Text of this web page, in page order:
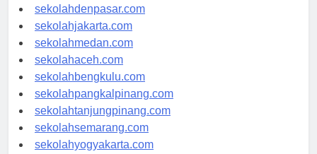
sekolahdenpasar.com
sekolahjakarta.com
sekolahmedan.com
sekolahaceh.com
sekolahbengkulu.com
sekolahpangkalpinang.com
sekolahtanjungpinang.com
sekolahsemarang.com
sekolahyogyakarta.com